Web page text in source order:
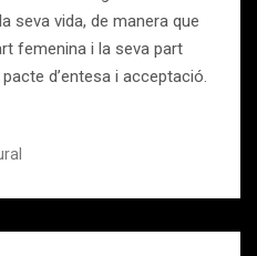
seva vida, de manera que
femenina i la seva part
d’entesa i acceptació.